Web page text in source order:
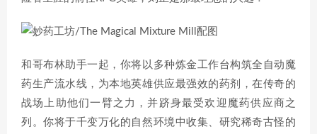
和哥布林助手一起，你将以多种炼金工作台构筑全自动魔
药生产流水线，为本地英雄供应最强效的药剂，在传奇的
战场上助他们一臂之力，并跻身最受欢迎魔药供应商之
列。你将于千变万化的自然环境中收集、研究稀奇古怪的